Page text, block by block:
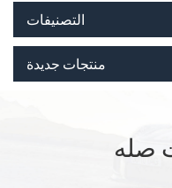
التصنيفات
منتجات جديدة
صله